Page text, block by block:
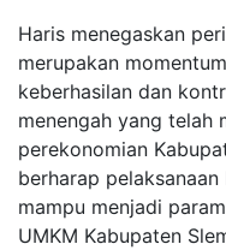
Haris menegaskan
merupakan
keberhasilan dan
menengah yang telah
perekonomian
berharap
mampu menjadi
UMKM Kabupaten